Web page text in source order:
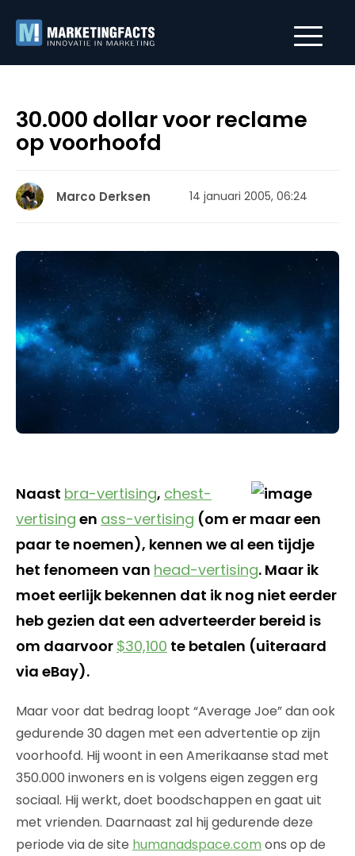
30.000 dollar voor reclame
op voorhoofd
Marco Derksen 14 januari 2005, 06:24
Naast bra-vertising, chest-
vertising en ass-vertising (om er maar een
paar te noemen), kennen we al een tijdje
het fenomeen van head-vertising. Maar ik
moet eerlijk bekennen dat ik nog niet eerder
heb gezien dat een adverteerder bereid is
om daarvoor $30,100 te betalen (uiteraard
via eBay).
Maar voor dat bedrag loopt “Average Joe” dan ook
gedurende 30 dagen met een advertentie op zijn
voorhoofd. Hij woont in een Amerikaanse stad met
350.000 inwoners en is volgens eigen zeggen erg
sociaal. Hij werkt, doet boodschappen en gaat uit
met vrienden. Daarnaast zal hij gedurende deze
periode via de site humanadspace.com ons op de